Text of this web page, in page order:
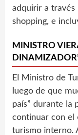
adquirir a través
shopping, e
MINISTRO
El Ministro de
luego de que
país” durante la
continuar con el
turismo interno.